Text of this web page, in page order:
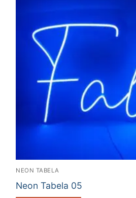
NEON TABELA
Neon Tabela 05